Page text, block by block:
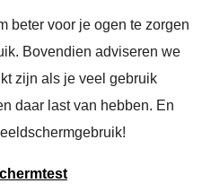
beter voor je ogen te zorgen
Bovendien adviseren we
zijn als je veel gebruik
daar last van hebben. En